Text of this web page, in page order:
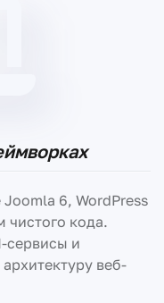
6, WordPress
чистого кода.
сервисы и
веб-